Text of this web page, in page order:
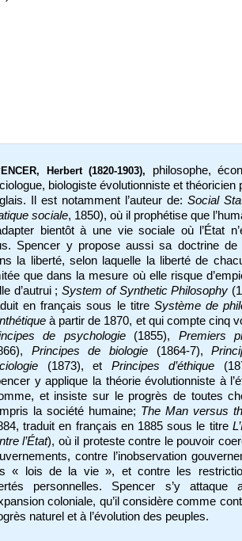
Herbert (1820-1903), philosophe,
biologiste évolutionniste et théoricien
Il est notamment l’auteur de: Social
sociale, 1850), où il prophétise que
bientôt à une vie sociale où l’État
Spencer y propose aussi sa doctrine de
la liberté, selon laquelle la liberté de
que dans la mesure où elle risque
d’autrui ;System of Synthetic Philosophy
en français sous le titre Système de
à partir de 1870, et qui compte cinq
de psychologie (1855), Premiers
Principes de biologie (1864-7),
(1873), et Principes d’éthique
y applique la théorie évolutionniste à
et insiste sur le progrès de toutes
la société humaine; The Man versus
traduit en français en 1885 sous le titre
l’État), où il proteste contre le pouvoir
contre l’inobservation
« lois de la vie », et contre les
personnelles. Spencer s’y attaque
coloniale, qu’il considère comme
naturel et à l’évolution des peuples.